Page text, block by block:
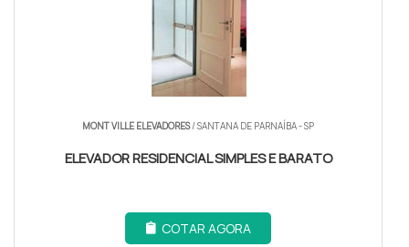
MONT VILLE ELEVADORES/ SANTANA DE PARNAÍBA - SP
ELEVADOR RESIDENCIAL SIMPLES E BARATO
COTAR AGORA